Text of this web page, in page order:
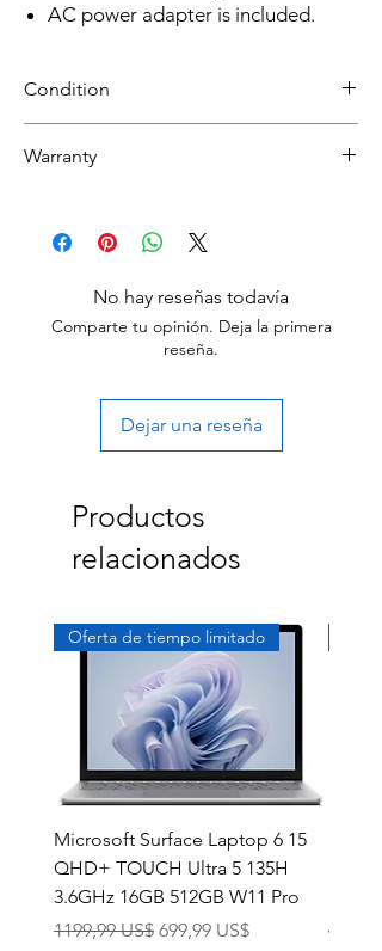
AC power adapter is included.
Condition
Grade A: Item is overall excellent to very
others may have light scratches or other
Grade B : Item will have some cosmetic
blemishes that include scratches and/or
other surface imperfections.
Warranty
Start the return process within 30 days of
No hay reseñas todavía
Comparte tu opinión. Deja la primera
reseña.
Dejar una reseña
Productos
relacionados
Oferta de tiempo limitado
Microsoft Surface Laptop 6 15
QHD+ TOUCH Ultra 5 135H
3.6GHz 16GB 512GB W11 Pro
Precio
1199,99 US$ Precio de oferta
699,99 US$
Precio
499,99